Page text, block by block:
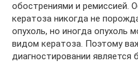
обострениями и ремиссией.
кератоза никогда не
опухоль, но иногда опухоль
видом кератоза. Поэтому
диагностировании является